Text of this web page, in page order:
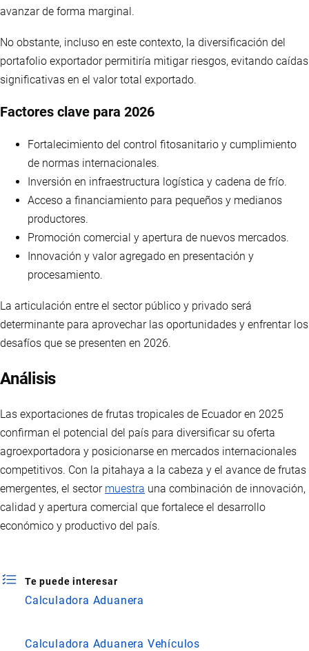
avanzar de forma marginal.
No obstante, incluso en este contexto, la diversificación del
portafolio exportador permitiría mitigar riesgos, evitando caídas
significativas en el valor total exportado.
Factores clave para 2026
Fortalecimiento del control fitosanitario y cumplimiento
de normas internacionales.
Inversión en infraestructura logística y cadena de frío.
Acceso a financiamiento para pequeños y medianos
productores.
Promoción comercial y apertura de nuevos mercados.
Innovación y valor agregado en presentación y
procesamiento.
La articulación entre el sector público y privado será
determinante para aprovechar las oportunidades y enfrentar los
desafíos que se presenten en 2026.
Análisis
Las exportaciones de frutas tropicales de Ecuador en 2025
confirman el potencial del país para diversificar su oferta
agroexportadora y posicionarse en mercados internacionales
competitivos. Con la pitahaya a la cabeza y el avance de frutas
emergentes, el sector muestra una combinación de innovación,
calidad y apertura comercial que fortalece el desarrollo
económico y productivo del país.
Te puede interesar
Calculadora Aduanera
Calculadora Aduanera Vehículos